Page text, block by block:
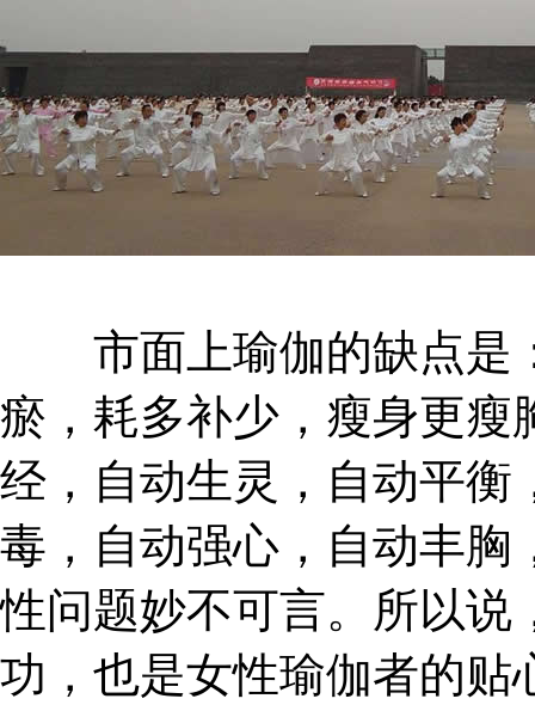
市面上瑜伽的缺点是
瘀，耗多补少，瘦身更瘦
经，自动生灵，自动平衡
毒，自动强心，自动丰胸
性问题妙不可言。所以说
功，也是女性瑜伽者的贴